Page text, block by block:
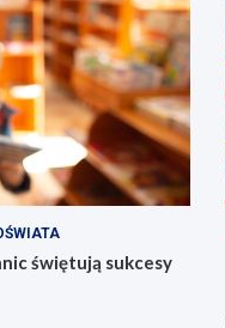
świętują sukcesy